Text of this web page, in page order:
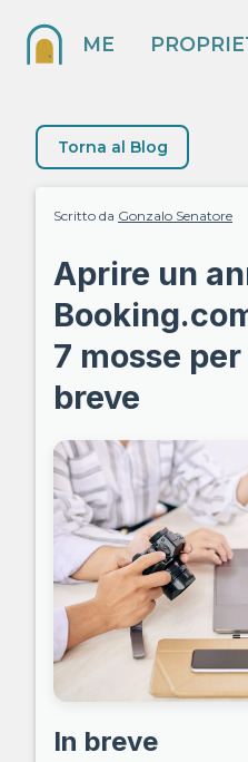
HOME
Torna al Blog
Scritto da Gonzalo Senatore
Aprire un
7 mosse
breve
In breve